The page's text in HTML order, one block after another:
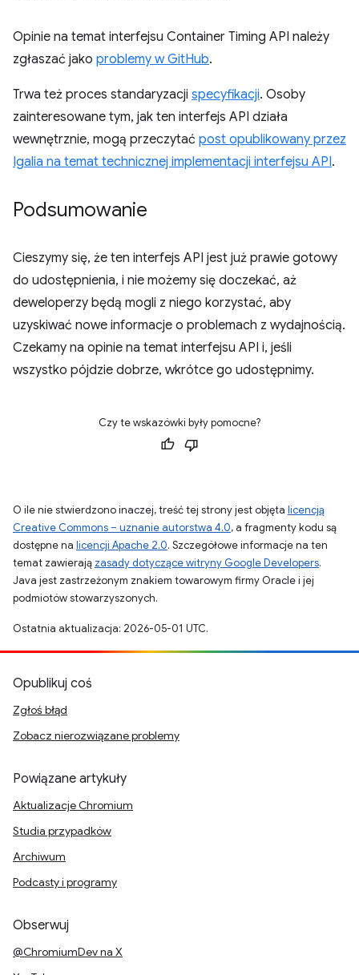
Opinie na temat interfejsu Container Timing API należy
zgłaszać jako problemy w GitHub.
Trwa też proces standaryzacji specyfikacji. Osoby
zainteresowane tym, jak ten interfejs API działa
wewnętrznie, mogą przeczytać post opublikowany przez
Igalia na temat technicznej implementacji interfejsu API.
Podsumowanie
Cieszymy się, że ten interfejs API jest już prawie gotowy
do udostępnienia, i nie możemy się doczekać, aż
deweloperzy będą mogli z niego korzystać, aby
uzyskiwać nowe informacje o problemach z wydajnością.
Czekamy na opinie na temat interfejsu API i, jeśli
wszystko pójdzie dobrze, wkrótce go udostępnimy.
Czy te wskazówki były pomocne?
O ile nie stwierdzono inaczej, treść tej strony jest objęta licencją
Creative Commons – uznanie autorstwa 4.0, a fragmenty kodu są
dostępne na licencji Apache 2.0. Szczegółowe informacje na ten
temat zawierają zasady dotyczące witryny Google Developers.
Java jest zastrzeżonym znakiem towarowym firmy Oracle i jej
podmiotów stowarzyszonych.
Ostatnia aktualizacja: 2026-05-01 UTC.
Opublikuj coś
Zgłoś błąd
Zobacz nierozwiązane problemy
Powiązane artykuły
Aktualizacje Chromium
Studia przypadków
Archiwum
Podcasty i programy
Obserwuj
@ChromiumDev na X